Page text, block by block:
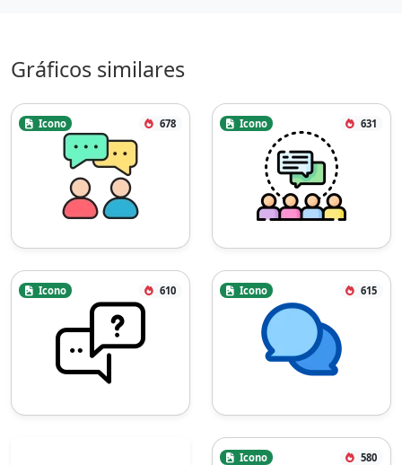
Gráficos similares
Icono 678 Icono 631
Icono 610 Icono 615
Icono 580